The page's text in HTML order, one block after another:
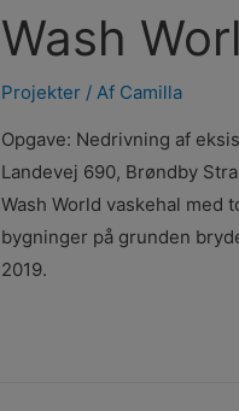
Wash
Projekter / Af Camilla
Opgave: Nedrivning af
Landevej 690, Brøndby
Wash World vaskehal med
bygninger på grunden
2019.